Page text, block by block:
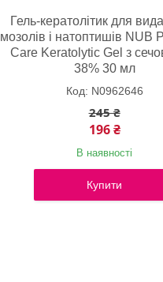
Гель-кератолітик для
мозолів і натоптишів NUB
Care Keratolytic Gel з
38% 30 мл
N0962646
245 ₴
196 ₴
В наявності
Купити